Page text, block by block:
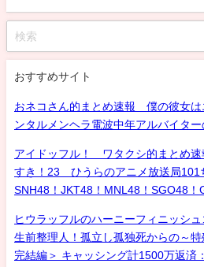
おすすめサイト
おネコさん的まとめ速報 僕の彼女は
ンタルメンヘラ電波中年アルバイタ
アイドッフル！ ワタクシ的まとめ
すき！23 ひうらのアニメ放送局101
SNH48！JKT48！MNL48！SGO48！
ヒウラッフルのハーニーフィニッシ
生前整理人！孤立し孤独死からの～
完結編＞ キャッシング計1500万返済